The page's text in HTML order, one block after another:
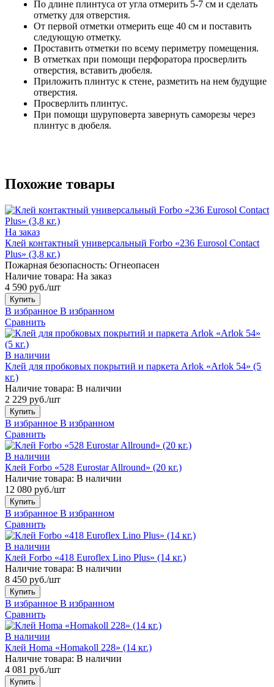
По длине плинтуса от угла отмерить 5-7 см и сделать
отметку для отверстия.
От первой отметки отмерить еще 40 см и поставить
следующую отметку.
Проставить отметки по всему периметру помещения.
В отметках при помощи перфоратора просверлить
отверстия, вставить дюбеля.
Приложить плинтус к стене, разметить на нем будущие
отверстия.
Просверлить плинтус.
При помощи шуруповерта завернуть саморезы через
плинтус в дюбеля.
Похожие товары
На заказ
Клей контактный универсальный Forbo «236 Eurosol Contact
Plus» (3,8 кг.)
Пожарная безопасность: Огнеопасен
Наличие товара: На заказ
4 590 руб./шт
Купить
В избранное В избранном
Сравнить
В наличии
Клей для пробковых покрытий и паркета Arlok «Arlok 54» (5
кг.)
Наличие товара: В наличии
2 229 руб./шт
Купить
В избранное В избранном
Сравнить
В наличии
Клей Forbo «528 Eurostar Allround» (20 кг.)
Наличие товара: В наличии
12 080 руб./шт
Купить
В избранное В избранном
Сравнить
В наличии
Клей Forbo «418 Euroflex Lino Plus» (14 кг.)
Наличие товара: В наличии
8 450 руб./шт
Купить
В избранное В избранном
Сравнить
В наличии
Клей Homa «Homakoll 228» (14 кг.)
Наличие товара: В наличии
4 081 руб./шт
Купить